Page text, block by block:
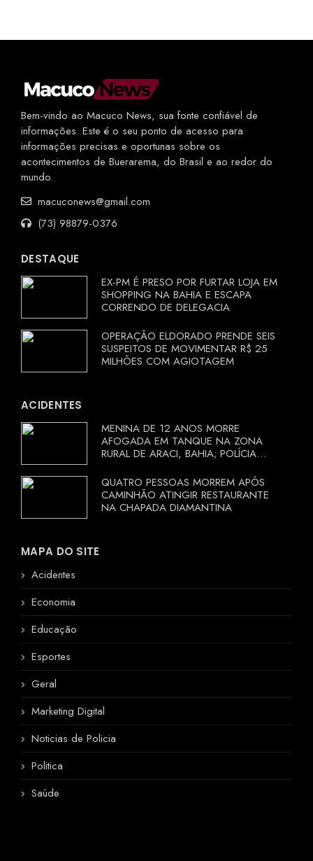
Bem-vindo ao Macuco News, sua fonte confiável de
informações. Este é o seu ponto de acesso para
informações precisas e oportunas sobre os
acontecimentos de Buerarema, do Brasil e ao redor do
mundo.
macuconews@gmail.com
(73) 98879-0376
DESTAQUE
EX-PM É PRESO POR FURTAR LOJA EM
SHOPPING NA BAHIA E ESCAPA
CORRENDO DE DELEGACIA
OPERAÇÃO ELDORADO PRENDE SEIS
SUSPEITOS DE MOVIMENTAR R$ 25
MILHÕES COM AGIOTAGEM
ACIDENTES
MENINA DE 12 ANOS MORRE
AFOGADA EM TANQUE NA ZONA
RURAL DE ARACI, BAHIA; POLÍCIA
QUATRO PESSOAS MORREM APÓS
CAMINHÃO ATINGIR RESTAURANTE
NA CHAPADA DIAMANTINA
MAPA DO SITE
Acidentes
Economia
Educação
Esportes
Geral
Marketing Digital
Noticias de Policia
Politica
Saúde